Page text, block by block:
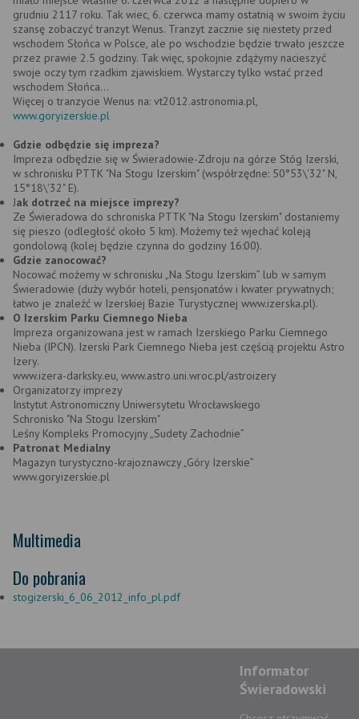
grudniu 2117 roku. Tak wiec, 6. czerwca mamy ostatnią w swoim życiu
szansę zobaczyć tranzyt Wenus. Tranzyt zacznie się niestety przed
wschodem Słońca w Polsce, ale po wschodzie będzie trwało jeszcze
przez prawie 2.5 godziny. Tak więc, spokojnie zdążymy nacieszyć
swoje oczy tym rzadkim zjawiskiem. Wystarczy tylko wstać przed
wschodem Słońca…
Więcej o tranzycie Wenus na: vt2012.astronomia.pl,
www.goryizerskie.pl
Gdzie odbędzie się impreza?
Impreza odbędzie się w Świeradowie-Zdroju na górze Stóg Izerski,
w schronisku PTTK "Na Stogu Izerskim" (współrzędne: 50°53\'32" N,
15°18\'32" E).
Jak dotrzeć na miejsce imprezy?
Ze Świeradowa do schroniska PTTK "Na Stogu Izerskim" dostaniemy
się pieszo (odległość około 5 km). Możemy też wjechać koleją
gondolową (kolej będzie czynna do godziny 16:00).
Gdzie zanocować?
Nocować możemy w schronisku „Na Stogu Izerskim” lub w samym
Świeradowie (duży wybór hoteli, pensjonatów i kwater prywatnych;
łatwo je znaleźć w Izerskiej Bazie Turystycznej www.izerska.pl).
O Izerskim Parku Ciemnego Nieba
Impreza organizowana jest w ramach Izerskiego Parku Ciemnego
Nieba (IPCN). Izerski Park Ciemnego Nieba jest częścią projektu Astro
Izery.
www.izera-darksky.eu, www.astro.uni.wroc.pl/astroizery
Organizatorzy imprezy
Instytut Astronomiczny Uniwersytetu Wrocławskiego
Schronisko "Na Stogu Izerskim"
Leśny Kompleks Promocyjny „Sudety Zachodnie”
Patronat Medialny
Magazyn turystyczno-krajoznawczy „Góry Izerskie”
www.goryizerskie.pl
Multimedia
Do pobrania
stogizerski_6_06_2012_info_pl.pdf
Informator
Świeradowski